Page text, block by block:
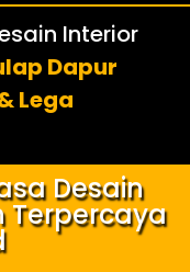
Interior
Dapur
Lega
Desain
Terpercaya